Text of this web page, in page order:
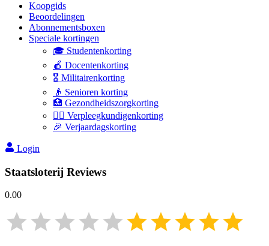
Koopgids
Beoordelingen
Abonnementsboxen
Speciale kortingen
🎓 Studentenkorting
🍎 Docentenkorting
🎖️ Militairenkorting
👴 Senioren korting
🏥 Gezondheidszorgkorting
👩‍⚕️ Verpleegkundigenkorting
🎉 Verjaardagskorting
Login
Staatsloterij Reviews
0.00